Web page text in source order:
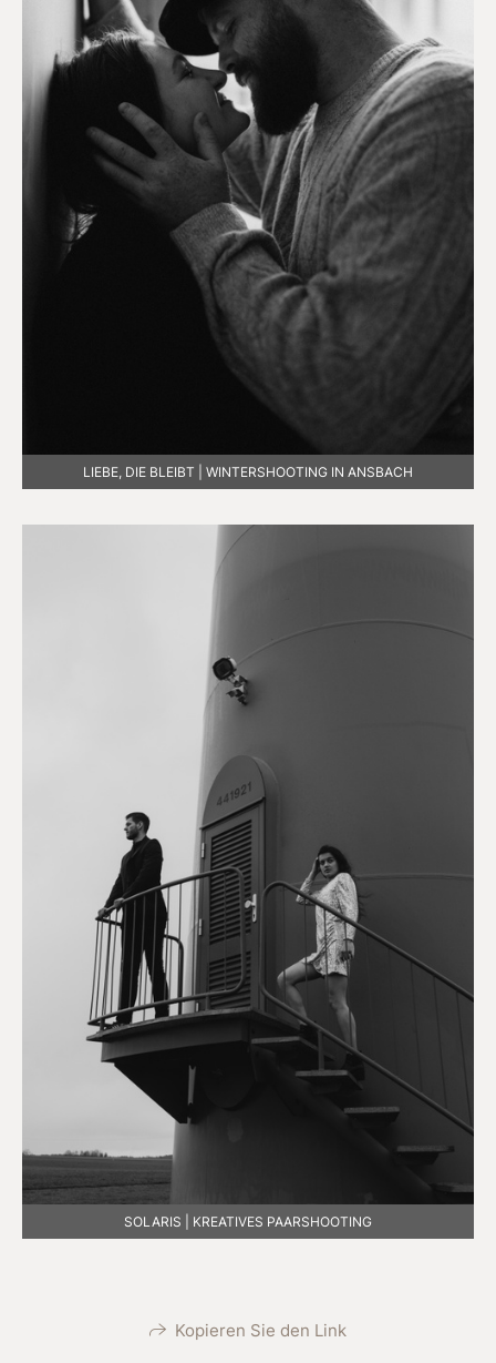
LIEBE, DIE BLEIBT | WINTERSHOOTING IN ANSBACH
SOLARIS | KREATIVES PAARSHOOTING
Kopieren Sie den Link